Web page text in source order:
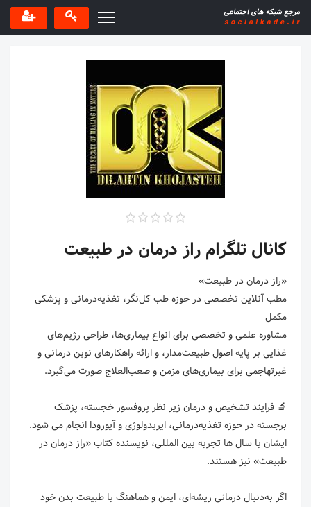
کانال تلگرام راز درمان در طبیعت
مطب آنلاین تخصصی در حوزه طب کل‌نگر، تغذیه‌درمانی و پزشکی
مشاوره علمی و تخصصی برای انواع بیماری‌ها، طراحی رژیم‌های
غذایی بر پایه اصول طبیعت‌مدار، و ارائه راهکارهای نوین درمانی و
🔬 فرایند تشخیص و درمان زیر نظر پروفسور خجسته، پزشک
برجسته در حوزه تغذیه‌درمانی، ایریدولوژی و آیورودا انجام می‌ شود.
ایشان با سال ها تجربه بین المللی، نویسنده کتاب «راز درمان در
اگر به‌دنبال درمانی ریشه‌ای، ایمن و هماهنگ با طبیعت بدن خود